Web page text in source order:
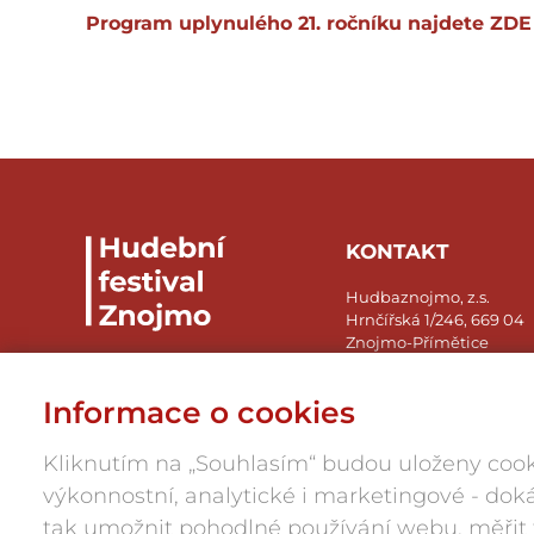
Program uplynulého 21. ročníku najdete ZDE
KONTAKT
Hudbaznojmo, z.s.
Hrnčířská 1/246, 669 04
Znojmo-Přímětice
press@hudbaznojmo.cz
Informace o cookies
Kliknutím na „Souhlasím“ budou uloženy
výkonnostní, analytické i marketingové -
tak umožnit pohodlné používání webu, měřit